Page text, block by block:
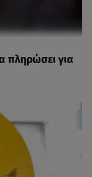
πληρώσει για